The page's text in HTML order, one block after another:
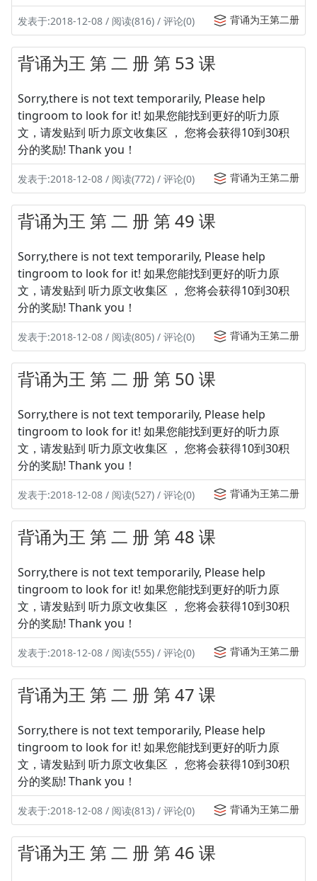
发表于:2018-12-08 / 阅读(816) / 评论(0) 背诵为王第二册
背诵为王 第 二 册 第 53 课
Sorry,there is not text temporarily, Please help
tingroom to look for it! 如果您能找到更好的听力原
文，请发贴到 听力原文收集区 ， 您将会获得10到30积
分的奖励! Thank you！
发表于:2018-12-08 / 阅读(772) / 评论(0) 背诵为王第二册
背诵为王 第 二 册 第 49 课
Sorry,there is not text temporarily, Please help
tingroom to look for it! 如果您能找到更好的听力原
文，请发贴到 听力原文收集区 ， 您将会获得10到30积
分的奖励! Thank you！
发表于:2018-12-08 / 阅读(805) / 评论(0) 背诵为王第二册
背诵为王 第 二 册 第 50 课
Sorry,there is not text temporarily, Please help
tingroom to look for it! 如果您能找到更好的听力原
文，请发贴到 听力原文收集区 ， 您将会获得10到30积
分的奖励! Thank you！
发表于:2018-12-08 / 阅读(527) / 评论(0) 背诵为王第二册
背诵为王 第 二 册 第 48 课
Sorry,there is not text temporarily, Please help
tingroom to look for it! 如果您能找到更好的听力原
文，请发贴到 听力原文收集区 ， 您将会获得10到30积
分的奖励! Thank you！
发表于:2018-12-08 / 阅读(555) / 评论(0) 背诵为王第二册
背诵为王 第 二 册 第 47 课
Sorry,there is not text temporarily, Please help
tingroom to look for it! 如果您能找到更好的听力原
文，请发贴到 听力原文收集区 ， 您将会获得10到30积
分的奖励! Thank you！
发表于:2018-12-08 / 阅读(813) / 评论(0) 背诵为王第二册
背诵为王 第 二 册 第 46 课